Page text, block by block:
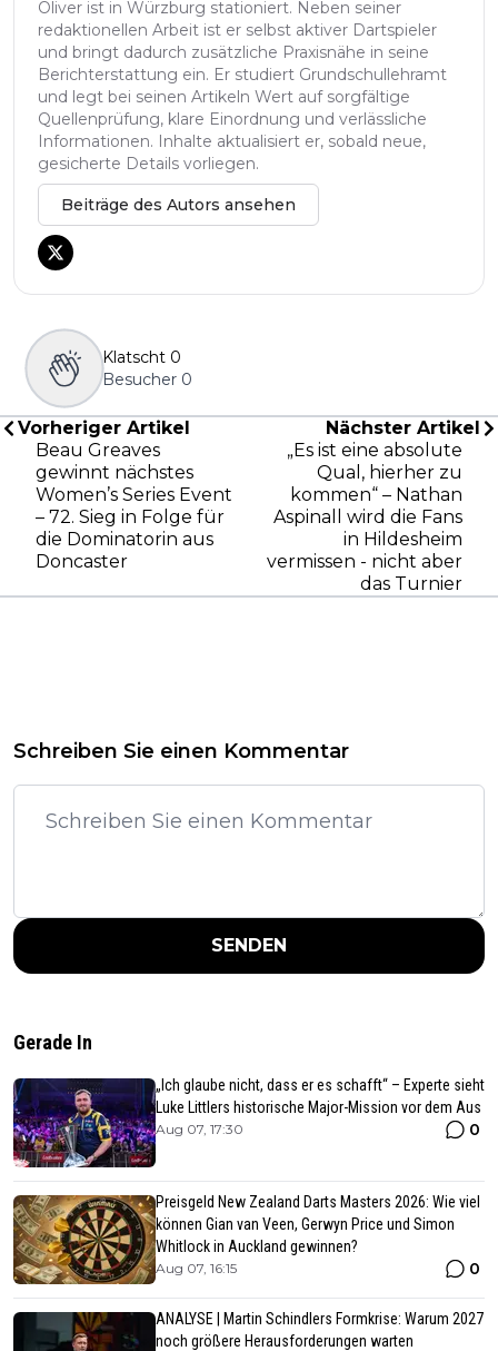
Oliver ist in Würzburg stationiert. Neben seiner
redaktionellen Arbeit ist er selbst aktiver Dartspieler
und bringt dadurch zusätzliche Praxisnähe in seine
Berichterstattung ein. Er studiert Grundschullehramt
und legt bei seinen Artikeln Wert auf sorgfältige
Quellenprüfung, klare Einordnung und verlässliche
Informationen. Inhalte aktualisiert er, sobald neue,
gesicherte Details vorliegen.
Beiträge des Autors ansehen
Klatscht 0
Besucher 0
Vorheriger Artikel
Beau Greaves
gewinnt nächstes
Women’s Series Event
– 72. Sieg in Folge für
die Dominatorin aus
Doncaster
Nächster Artikel
„Es ist eine absolute
Qual, hierher zu
kommen“ – Nathan
Aspinall wird die Fans
in Hildesheim
vermissen - nicht aber
das Turnier
Schreiben Sie einen Kommentar
SENDEN
Gerade In
„Ich glaube nicht, dass er es schafft“ – Experte sieht
Luke Littlers historische Major-Mission vor dem Aus
Aug 07, 17:30 0
Preisgeld New Zealand Darts Masters 2026: Wie viel
können Gian van Veen, Gerwyn Price und Simon
Whitlock in Auckland gewinnen?
Aug 07, 16:15 0
ANALYSE | Martin Schindlers Formkrise: Warum 2027
noch größere Herausforderungen warten